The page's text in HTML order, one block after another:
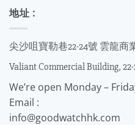
地址 :
尖沙咀寶勒巷22-24號 雲龍商
Valiant Commercial Building,
We’re open Monday –
Email :
info@goodwatchhk.com